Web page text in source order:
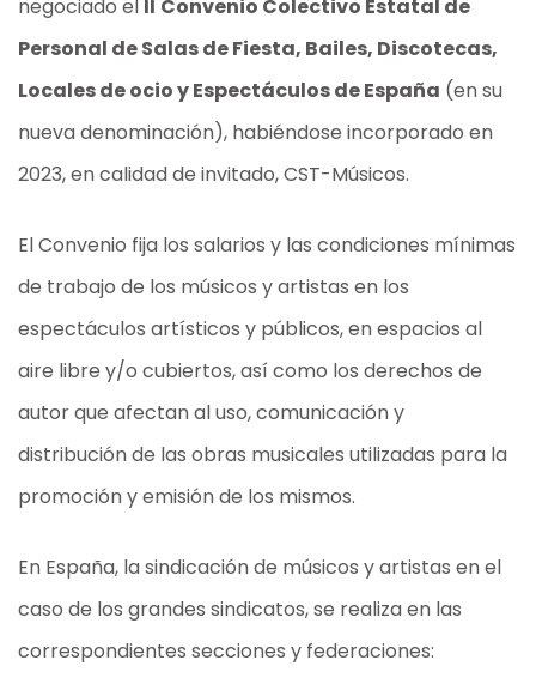
negociado el II Convenio Colectivo Estatal de
Personal de Salas de Fiesta, Bailes, Discotecas,
Locales de ocio y Espectáculos de España (en su
nueva denominación), habiéndose incorporado en
2023, en calidad de invitado, CST-Músicos.
El Convenio fija los salarios y las condiciones mínimas
de trabajo de los músicos y artistas en los
espectáculos artísticos y públicos, en espacios al
aire libre y/o cubiertos, así como los derechos de
autor que afectan al uso, comunicación y
distribución de las obras musicales utilizadas para la
promoción y emisión de los mismos.
En España, la sindicación de músicos y artistas en el
caso de los grandes sindicatos, se realiza en las
correspondientes secciones y federaciones: